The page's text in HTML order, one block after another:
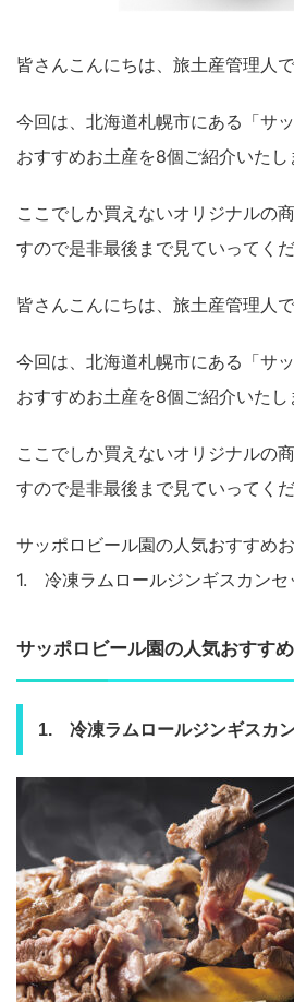
皆さんこんにちは、旅土産管理人で
今回は、北海道札幌市にある「サ
おすすめお土産を8個ご紹介いたし
ここでしか買えないオリジナルの
すので是非最後まで見ていってくだ
皆さんこんにちは、旅土産管理人で
今回は、北海道札幌市にある「サ
おすすめお土産を8個ご紹介いたし
ここでしか買えないオリジナルの
すので是非最後まで見ていってくだ
サッポロビール園の人気おすすめ
1. 冷凍ラムロールジンギスカンセ
サッポロビール園の人気おすす
1. 冷凍ラムロールジンギスカ